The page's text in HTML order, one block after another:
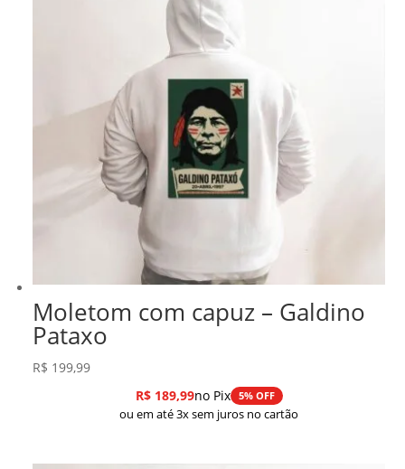
Moletom com capuz – Galdino
Pataxo
R$ 199,99
R$189,99no Pix 5% OFF
ou em até 3x sem juros no cartão